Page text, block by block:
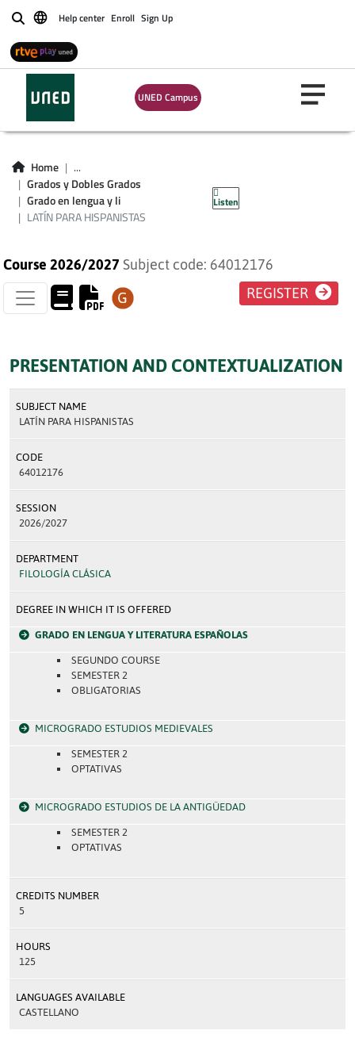
BuscarHelp center Enroll Sign Up
UNED Campus
Home
...
Grados y Dobles Grados
Grado en lengua y li
LATÍN PARA HISPANISTAS
Listen
LATÍN PARA
HISPANISTAS
Course 2026/2027 Subject code: 64012176
REGISTER
PRESENTATION AND CONTEXTUALIZATION
SUBJECT NAME
LATÍN PARA HISPANISTAS
CODE
64012176
SESSION
2026/2027
DEPARTMENT
FILOLOGÍA CLÁSICA
DEGREE IN WHICH IT IS OFFERED
GRADO EN LENGUA Y LITERATURA ESPAÑOLAS
SEGUNDO COURSE
SEMESTER 2
OBLIGATORIAS
MICROGRADO ESTUDIOS MEDIEVALES
SEMESTER 2
OPTATIVAS
MICROGRADO ESTUDIOS DE LA ANTIGÜEDAD
SEMESTER 2
OPTATIVAS
CREDITS NUMBER
5
HOURS
125
LANGUAGES AVAILABLE
CASTELLANO